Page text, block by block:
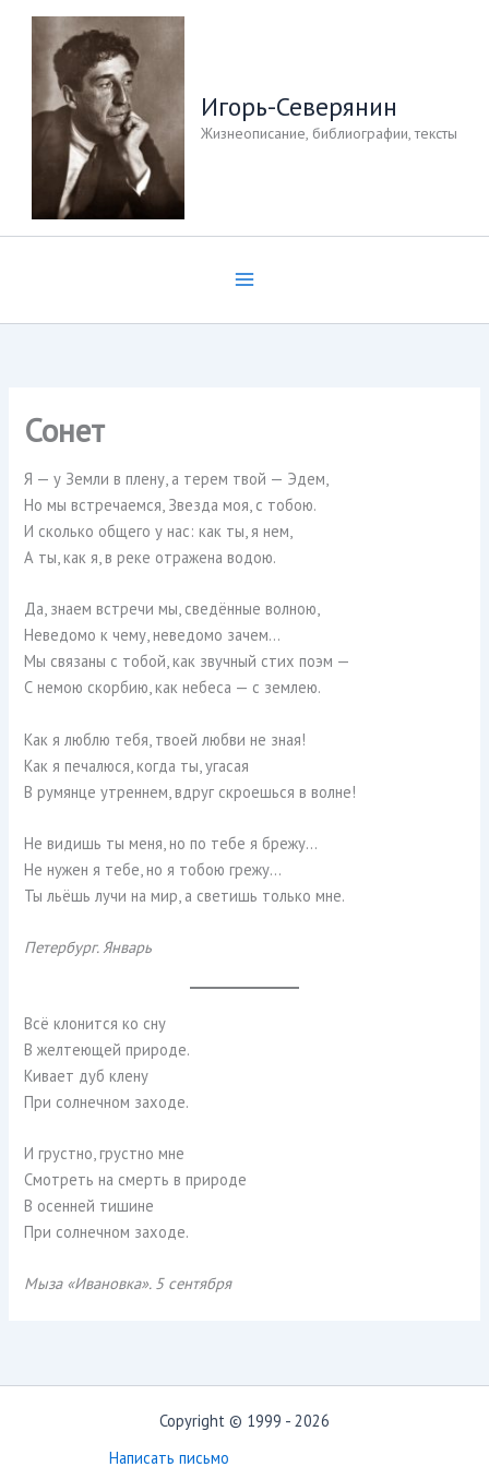
Перейти
содержимому
Игорь-Северянин
Жизнеописание, библиографии, тексты
Сонет
Я — у Земли в плену, а терем твой — Эдем,
Но мы встречаемся, Звезда моя, с тобою.
И сколько общего у нас: как ты, я нем,
А ты, как я, в реке отражена водою.
Да, знаем встречи мы, сведённые волною,
Неведомо к чему, неведомо зачем…
Мы связаны с тобой, как звучный стих поэм —
С немою скорбию, как небеса — с землею.
Как я люблю тебя, твоей любви не зная!
Как я печалюся, когда ты, угасая
В румянце утреннем, вдруг скроешься в волне!
Не видишь ты меня, но по тебе я брежу…
Не нужен я тебе, но я тобою грежу…
Ты льёшь лучи на мир, а светишь только мне.
Петербург. Январь
Всё клонится ко сну
В желтеющей природе.
Кивает дуб клену
При солнечном заходе.
И грустно, грустно мне
Смотреть на смерть в природе
В осенней тишине
При солнечном заходе.
Мыза «Ивановка». 5 сентября
Copyright © 1999 - 2026
Написать письмо